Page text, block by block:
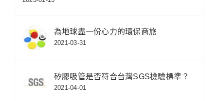
為地球盡一份心力的環保商旅
2021-03-31
矽膠吸管是否符合台灣SGS檢驗標準？
2021-04-01